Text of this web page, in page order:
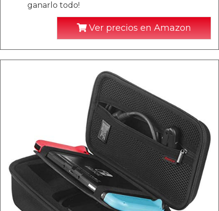
ganarlo todo!
Ver precios en Amazon